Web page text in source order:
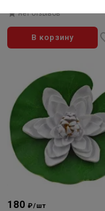
нет отзывов
В корзину
180₽/шт